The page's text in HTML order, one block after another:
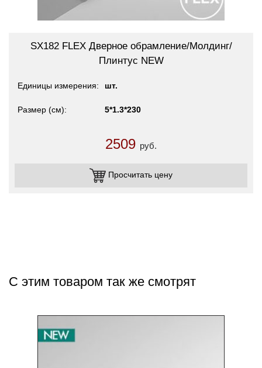
SX182 FLEX Дверное обрамление/Молдинг/
Плинтус NEW
Единицы измерения шт.
Размер (см) 5*1.3*230
2509 руб.
Просчитать цену
С этим товаром так же смотрят